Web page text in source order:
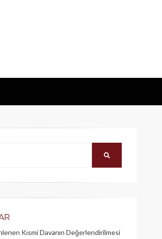
Kısmi Davanın Değerlendirilmesi